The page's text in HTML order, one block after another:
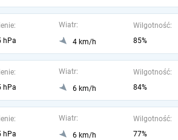
hPa
Wiatr:
4 km/h
Wilgotność:
85%
hPa
Wiatr:
6 km/h
Wilgotność:
84%
hPa
Wiatr:
6 km/h
Wilgotność:
77%